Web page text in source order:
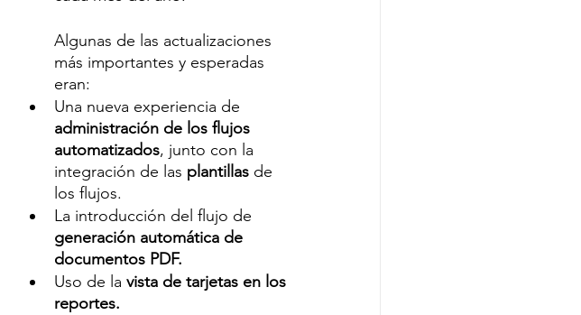
Algunas de las actualizaciones
más importantes y esperadas
eran:
Una nueva experiencia de
administración de los flujos
automatizados, junto con la
integración de las plantillas de
los flujos.
La introducción del flujo de
generación automática de
documentos PDF.
Uso de la vista de tarjetas en los
reportes.